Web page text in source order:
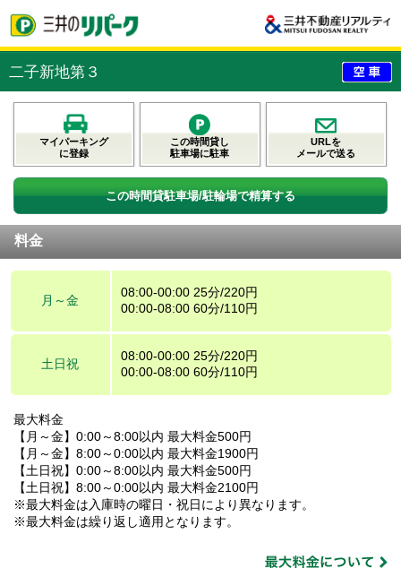
二子新地第３
マイパーキング
に登録
この時間貸し
駐車場に駐車
URLを
メールで送る
この時間貸駐車場/駐輪場で精算する
料金
月～金
08:00-00:00 25分/220円
00:00-08:00 60分/110円
土日祝
08:00-00:00 25分/220円
00:00-08:00 60分/110円
最大料金
【月～金】0:00～8:00以内 最大料金500円
【月～金】8:00～0:00以内 最大料金1900円
【土日祝】0:00～8:00以内 最大料金500円
【土日祝】8:00～0:00以内 最大料金2100円
※最大料金は入庫時の曜日・祝日により異なります。
※最大料金は繰り返し適用となります。